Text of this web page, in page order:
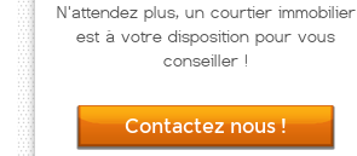
N'attendez plus, un courtier immobilier
est à votre disposition pour vous
conseiller !
Contactez nous !